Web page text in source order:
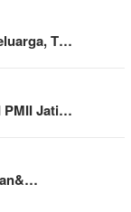
T…
PMII Jati…